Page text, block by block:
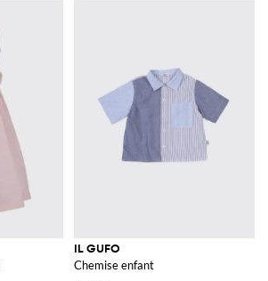
IL GUFO
Chemise enfant